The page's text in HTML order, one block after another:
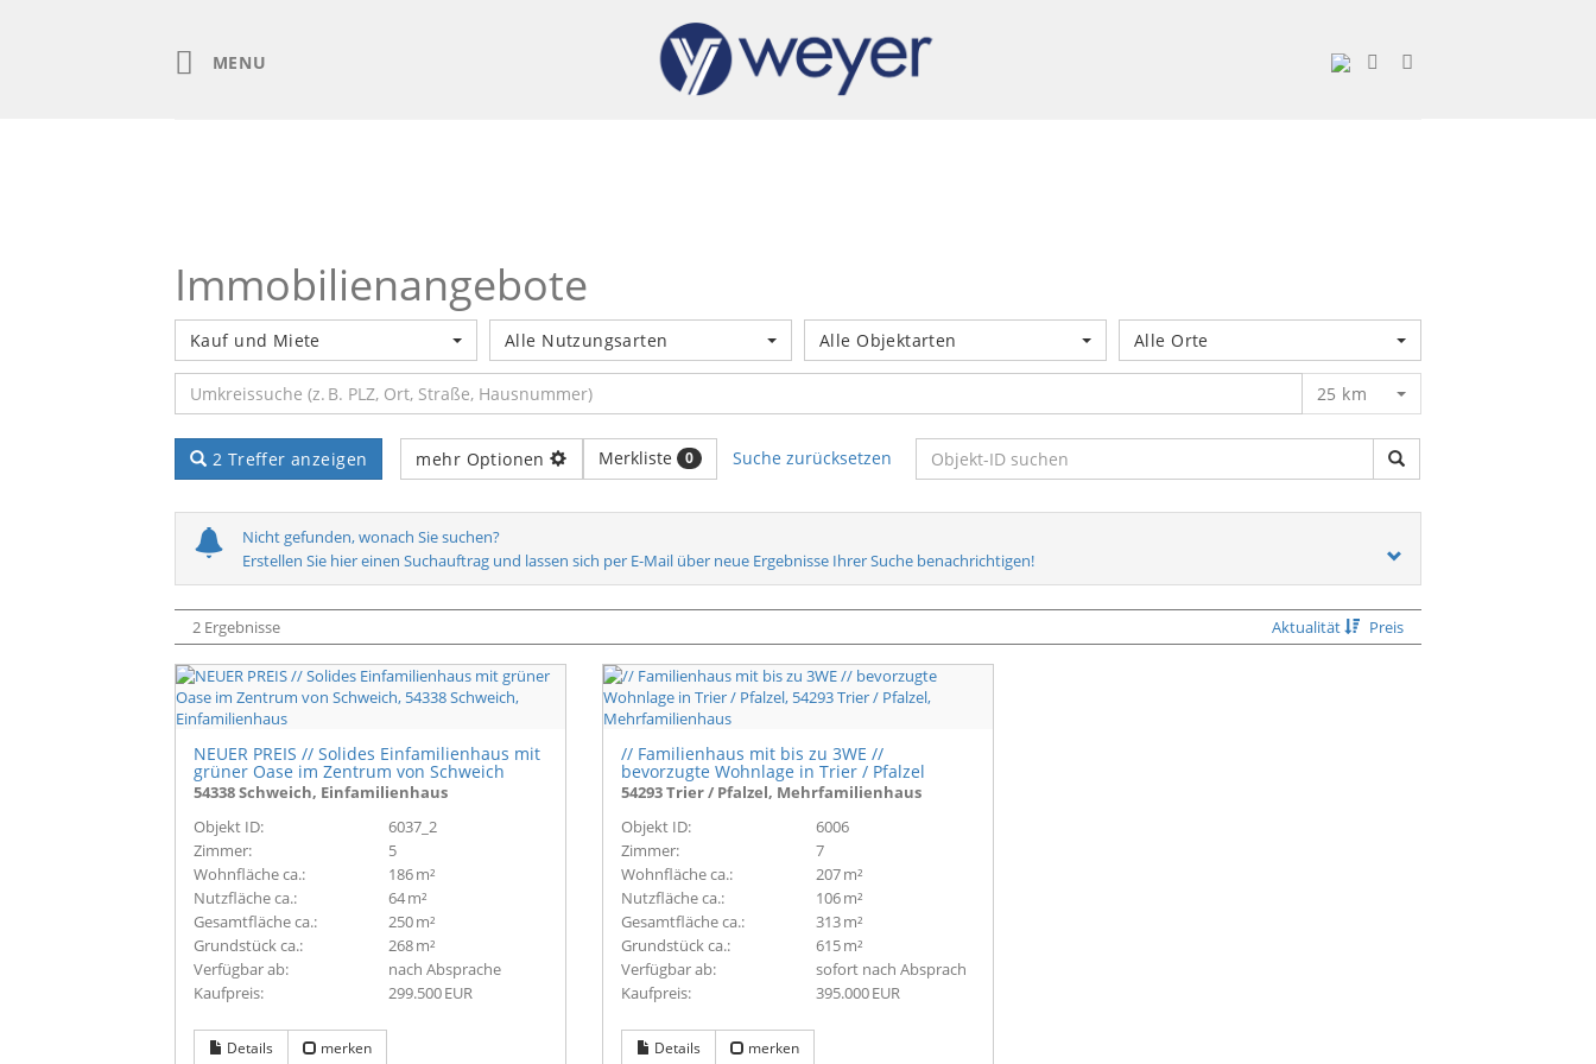
MENU
Immobilienangebote
Kauf und Miete Alle Nutzungsarten Alle Objektarten Alle Orte
25 km
2 Treffer anzeigen mehr Optionen Merkliste 0 Suche zurücksetzen
Nicht gefunden, wonach Sie suchen?
Erstellen Sie hier einen Suchauftrag und lassen sich per E-Mail über neue Ergebnisse Ihrer Suche benachrichtigen!
2 Ergebnisse Aktualität Preis
NEUER PREIS // Solides Einfamilienhaus mit
grüner Oase im Zentrum von Schweich
54338 Schweich, Einfamilienhaus
Objekt ID:
6037_2
Zimmer:
5
Wohnfläche ca.:
186 m²
Nutzfläche ca.:
64 m²
Gesamtfläche ca.:
250 m²
Grund­stück ca.:
268 m²
Verfügbar ab:
nach Absprache
Kaufpreis:
299.500 EUR
Details merken
// Familienhaus mit bis zu 3WE //
bevorzugte Wohnlage in Trier / Pfalzel
54293 Trier / Pfalzel, Mehrfamilienhaus
Objekt ID:
6006
Zimmer:
7
Wohnfläche ca.:
207 m²
Nutzfläche ca.:
106 m²
Gesamtfläche ca.:
313 m²
Grund­stück ca.:
615 m²
Verfügbar ab:
sofort nach Absprach
Kaufpreis:
395.000 EUR
Details merken